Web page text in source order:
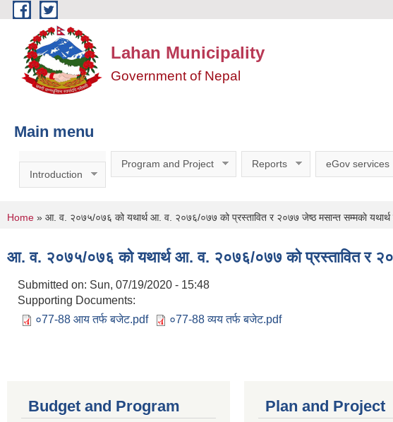
Skip to main content
Lahan Municipality
Government of Nepal
Main menu
Introduction
Program and Project Reports eGov services
You are here
Home » आ. व. २०७५/०७६ को यथार्थ आ. व. २०७६/०७७ को प्रस्तावित र २०७७ जेष्ठ मसान्त सम्मकाे
आ. व. २०७५/०७६ को यथार्थ आ. व. २०७६/०७७ को प्रस्तावित र
Submitted on: Sun, 07/19/2020 - 15:48
Supporting Documents:
०77-88 आय तर्फ बजेट.pdf
०77-88 व्यय तर्फ बजेट.pdf
Budget and Program Plan and Project